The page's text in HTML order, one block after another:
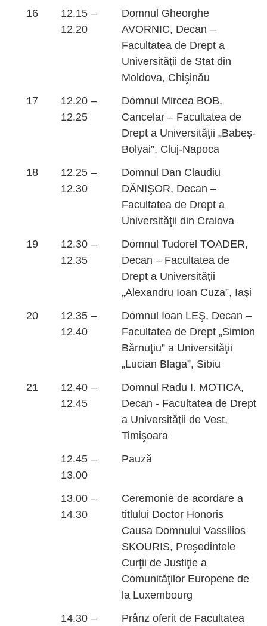
16
12.15 –
12.20
Domnul Gheorghe
AVORNIC, Decan –
Facultatea de Drept a
Universităţii de Stat din
Moldova, Chişinău
17
12.20 –
12.25
Domnul Mircea BOB,
Cancelar – Facultatea de
Drept a Universităţii „Babeş-
Bolyai”, Cluj-Napoca
18
12.25 –
12.30
Domnul Dan Claudiu
DĂNIŞOR, Decan –
Facultatea de Drept a
Universităţii din Craiova
19
12.30 –
12.35
Domnul Tudorel TOADER,
Decan – Facultatea de
Drept a Universităţii
„Alexandru Ioan Cuza”, Iaşi
20
12.35 –
12.40
Domnul Ioan LEŞ, Decan –
Facultatea de Drept „Simion
Bărnuţiu” a Universităţii
„Lucian Blaga”, Sibiu
21
12.40 –
12.45
Domnul Radu I. MOTICA,
Decan - Facultatea de Drept
a Universităţii de Vest,
Timişoara
12.45 –
13.00
Pauză
13.00 –
14.30
Ceremonie de acordare a
titlului Doctor Honoris
Causa Domnului Vassilios
SKOURIS, Preşedintele
Curţii de Justiţie a
Comunităţilor Europene de
la Luxembourg
14.30 –
Prânz oferit de Facultatea